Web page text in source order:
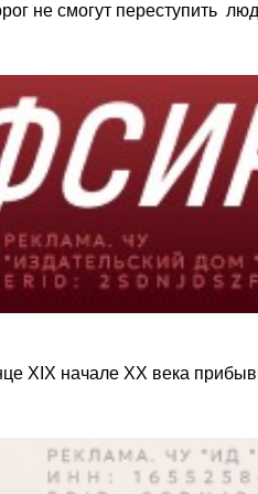
не смогут переступить
XIX начале XX века